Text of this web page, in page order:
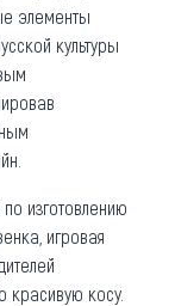
элементы
культуры
по изготовлению
игровая
красивую косу.